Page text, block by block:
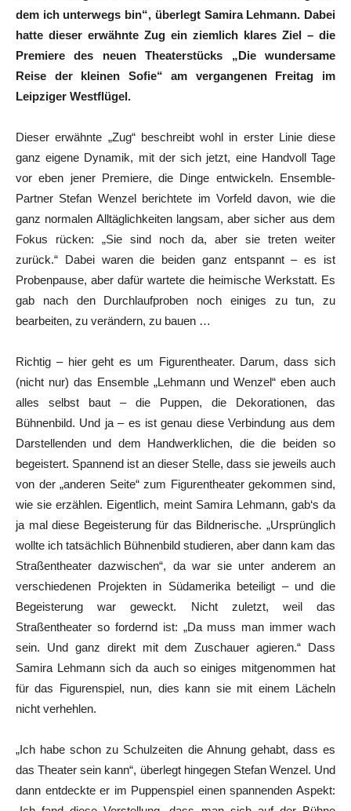
dem ich unterwegs bin“, überlegt Samira Lehmann. Dabei
hatte dieser erwähnte Zug ein ziemlich klares Ziel – die
Premiere des neuen Theaterstücks „Die wundersame
Reise der kleinen Sofie“ am vergangenen Freitag im
Leipziger Westflügel.
Dieser erwähnte „Zug“ beschreibt wohl in erster Linie diese
ganz eigene Dynamik, mit der sich jetzt, eine Handvoll Tage
vor eben jener Premiere, die Dinge entwickeln. Ensemble-
Partner Stefan Wenzel berichtete im Vorfeld davon, wie die
ganz normalen Alltäglichkeiten langsam, aber sicher aus dem
Fokus rücken: „Sie sind noch da, aber sie treten weiter
zurück.“ Dabei waren die beiden ganz entspannt – es ist
Probenpause, aber dafür wartete die heimische Werkstatt. Es
gab nach den Durchlaufproben noch einiges zu tun, zu
bearbeiten, zu verändern, zu bauen …
Richtig – hier geht es um Figurentheater. Darum, dass sich
(nicht nur) das Ensemble „Lehmann und Wenzel“ eben auch
alles selbst baut – die Puppen, die Dekorationen, das
Bühnenbild. Und ja – es ist genau diese Verbindung aus dem
Darstellenden und dem Handwerklichen, die die beiden so
begeistert. Spannend ist an dieser Stelle, dass sie jeweils auch
von der „anderen Seite“ zum Figurentheater gekommen sind,
wie sie erzählen. Eigentlich, meint Samira Lehmann, gab‘s da
ja mal diese Begeisterung für das Bildnerische. „Ursprünglich
wollte ich tatsächlich Bühnenbild studieren, aber dann kam das
Straßentheater dazwischen“, da war sie unter anderem an
verschiedenen Projekten in Südamerika beteiligt – und die
Begeisterung war geweckt. Nicht zuletzt, weil das
Straßentheater so fordernd ist: „Da muss man immer wach
sein. Und ganz direkt mit dem Zuschauer agieren.“ Dass
Samira Lehmann sich da auch so einiges mitgenommen hat
für das Figurenspiel, nun, dies kann sie mit einem Lächeln
nicht verhehlen.
„Ich habe schon zu Schulzeiten die Ahnung gehabt, dass es
das Theater sein kann“, überlegt hingegen Stefan Wenzel. Und
dann entdeckte er im Puppenspiel einen spannenden Aspekt: